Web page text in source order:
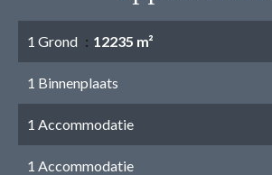
1 Grond 12235 m²
1 Binnenplaats
1 Accommodatie
1 Accommodatie